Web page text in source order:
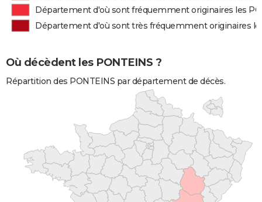
Département d'où sont fréquemment originaires les
Département d'où sont très fréquemment originaires
Où décèdent les PONTEINS ?
Répartition des PONTEINS par département de décès.